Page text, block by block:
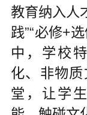
教育纳入人
践”“必修+
中，学校
化、非物
堂，让学